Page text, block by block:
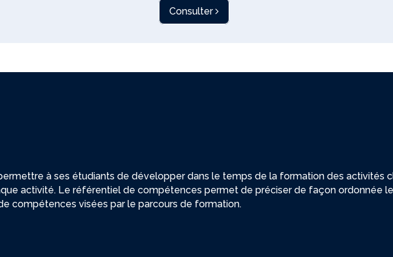
Consulter
à ses étudiants de développer dans le temps de la formation des activités
activité. Le référentiel de compétences permet de préciser de façon ordonnée
compétences visées par le parcours de formation.